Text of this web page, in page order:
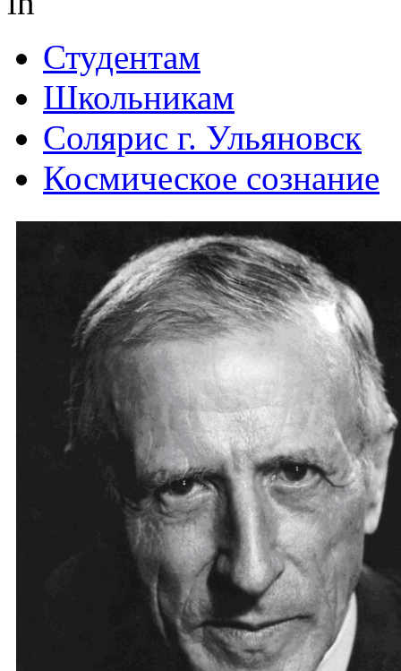
Студентам
Школьникам
Солярис г. Ульяновск
Космическое сознание